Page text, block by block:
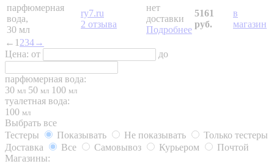
парфюмерная
вода,
30 мл
ry7.ru
2 отзыва
нет
доставки
Подробнее
5161
руб.
в
магазин
← 1 234→
Цена: от до
парфюмерная вода:
30 мл 50 мл 100 мл
туалетная вода:
100 мл
Выбрать все
Тестеры
Показывать Не показывать
Только тестеры
Доставка
Все Самовывоз Курьером
Почтой
Магазины: